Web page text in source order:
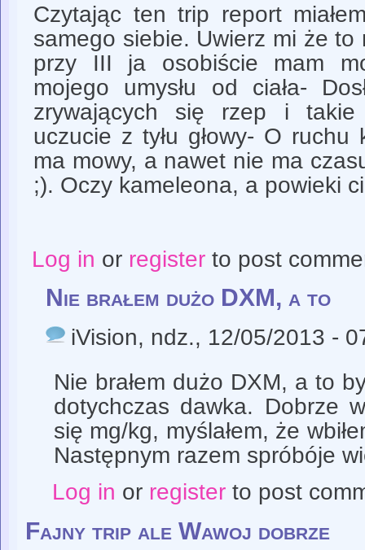
Czytając ten trip report
samego siebie. Uwierz mi że to
przy III ja osobiście mam
mojego umysłu od ciała-
zrywających się rzep i takie
uczucie z tyłu głowy- O
ma mowy, a nawet nie ma
;). Oczy kameleona, a powieki
Log in or registerto post
Nie brałem dużo DXM, a to
iVision, ndz., 12/05/2013 -
Nie brałem dużo DXM, a to
dotychczas dawka. Dobrze
się mg/kg, myślałem, że
Następnym razem spróbóje
Log in or registerto post
Fajny trip ale Wawoj dobrze